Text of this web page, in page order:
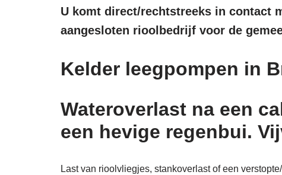
U komt direct/rechtstreeks in contact
aangesloten rioolbedrijf voor de
Kelder leegpompen in
Wateroverlast na een
een hevige regenbui.
Last van rioolvliegjes, stankoverlast of een